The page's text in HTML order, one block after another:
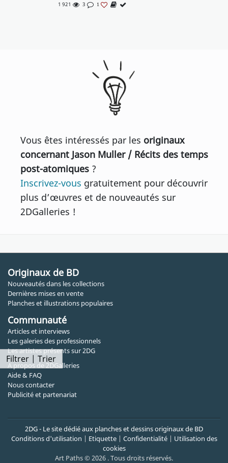
Filtrer | Trier
1 921
3 1
Vous êtes intéressés par les originaux
concernant Jason Muller / Récits des temps
post-atomiques ?
Inscrivez-vous gratuitement pour découvrir
plus d’œuvres et de nouveautés sur
2DGalleries !
Originaux de BD
Nouveautés dans les collections
Dernières mises en vente
Planches et illustrations populaires
Communauté
Articles et interviews
Les galeries des professionnels
Les artistes présents sur 2DG
A propos de 2DGalleries
Aide & FAQ
Nous contacter
Publicité et partenariat
2DG - Le site dédié aux planches et dessins originaux de BD
Conditions d'utilisation | Etiquette| Confidentialité| Utilisation des
cookies
Art Paths © 2026 . Tous droits réservés.